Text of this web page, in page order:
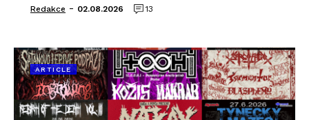
Redakce - 02.08.2026 13
ARTICLE